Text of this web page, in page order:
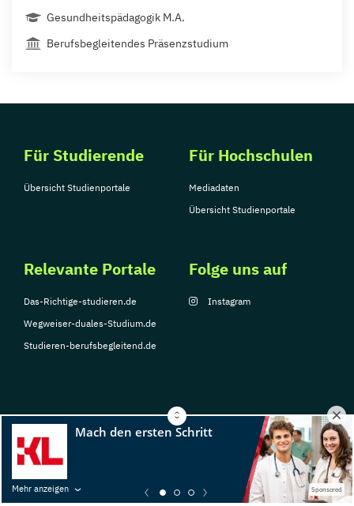
Mehr anzeigen Sponsored
Gesundheitspädagogik M.A.
Berufsbegleitendes Präsenzstudium
Für Studierende
Übersicht Studienportale
Für Hochschulen
Mediadaten
Übersicht Studienportale
Relevante Portale
Das-Richtige-studieren.de
Wegweiser-duales-Studium.de
Studieren-berufsbegleitend.de
Folge uns auf
Instagram
© Copyright 2026, TarGroup Media GmbH
Nutzungsbedingungen